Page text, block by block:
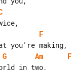
F
G Am
F
in two,